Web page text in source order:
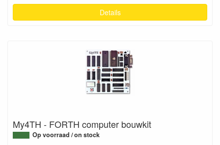
Details
My4TH - FORTH computer bouwkit
Op voorraad / on stock